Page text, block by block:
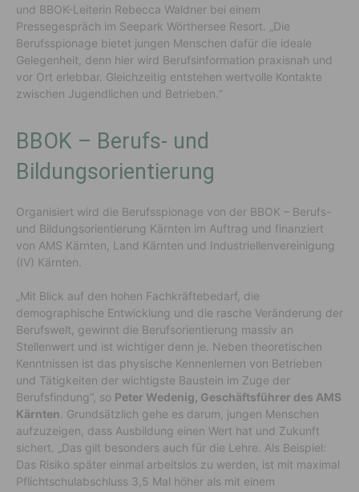
und BBOK-Leiterin Rebecca Waldner bei einem
Pressegespräch im Seepark Wörthersee Resort. „Die
Berufsspionage bietet jungen Menschen dafür die ideale
Gelegenheit, denn hier wird Berufsinformation praxisnah und
vor Ort erlebbar. Gleichzeitig entstehen wertvolle Kontakte
zwischen Jugendlichen und Betrieben.“
BBOK – Berufs- und
Bildungsorientierung
Organisiert wird die Berufsspionage von der BBOK – Berufs-
und Bildungsorientierung Kärnten im Auftrag und finanziert
von AMS Kärnten, Land Kärnten und Industriellenvereinigung
(IV) Kärnten.
„Mit Blick auf den hohen Fachkräftebedarf, die
demographische Entwicklung und die rasche Veränderung der
Berufswelt, gewinnt die Berufsorientierung massiv an
Stellenwert und ist wichtiger denn je. Neben theoretischen
Kenntnissen ist das physische Kennenlernen von Betrieben
und Tätigkeiten der wichtigste Baustein im Zuge der
Berufsfindung“, so Peter Wedenig, Geschäftsführer des AMS
Kärnten . Grundsätzlich gehe es darum, jungen Menschen
aufzuzeigen, dass Ausbildung einen Wert hat und Zukunft
sichert. „Das gilt besonders auch für die Lehre. Als Beispiel:
Das Risiko später einmal arbeitslos zu werden, ist mit maximal
Pflichtschulabschluss 3,5 Mal höher als mit einem